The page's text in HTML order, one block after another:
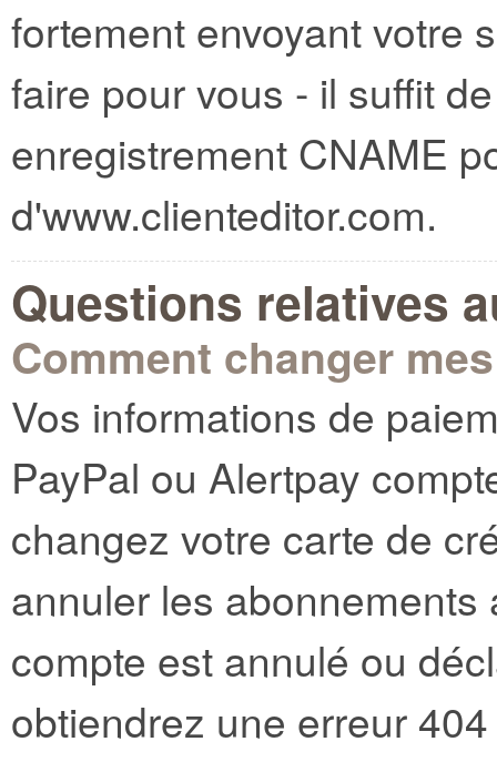
fortement envoyant votre
faire pour vous - il suffit
enregistrement CNAME
d'www.clienteditor.com.
Questions relatives
Comment changer
Vos informations de
PayPal ou Alertpay
changez votre carte de
annuler les abonnements
compte est annulé ou
obtiendrez une erreur